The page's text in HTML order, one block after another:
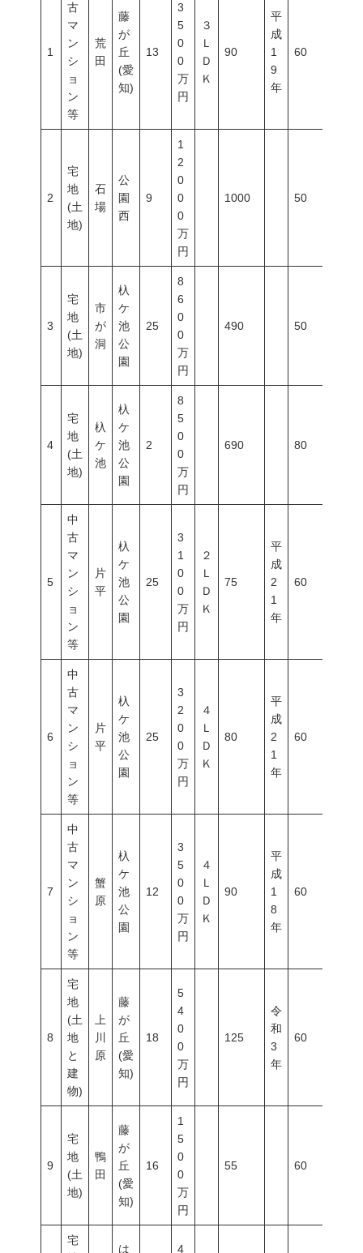
1
古
マ
ン
シ
ョ
ン
等
荒
田
藤
が
丘
(愛
知)
13
3
5
0
0
万
円
３
Ｌ
Ｄ
Ｋ
90
平
成
1
9
年
60
2
宅
地
(土
地)
石
場
公
園
西
9
1
2
0
0
0
万
円
1000 50
3
宅
地
(土
地)
市
が
洞
杁
ケ
池
公
園
25
8
6
0
0
万
円
490 50
4
宅
地
(土
地)
杁
ケ
池
杁
ケ
池
公
園
2
8
5
0
0
万
円
690 80
5
中
古
マ
ン
シ
ョ
ン
等
片
平
杁
ケ
池
公
園
25
3
1
0
0
万
円
２
Ｌ
Ｄ
Ｋ
75
平
成
2
1
年
60
6
中
古
マ
ン
シ
ョ
ン
等
片
平
杁
ケ
池
公
園
25
3
2
0
0
万
円
４
Ｌ
Ｄ
Ｋ
80
平
成
2
1
年
60
7
中
古
マ
ン
シ
ョ
ン
等
蟹
原
杁
ケ
池
公
園
12
3
5
0
0
万
円
４
Ｌ
Ｄ
Ｋ
90
平
成
1
8
年
60
8
宅
地
(土
地
と
建
物)
上
川
原
藤
が
丘
(愛
知)
18
5
4
0
0
万
円
125
令
和
3
年
60
9
宅
地
(土
地)
鴨
田
藤
が
丘
(愛
知)
16
1
5
0
0
万
円
55 60
宅
は 4